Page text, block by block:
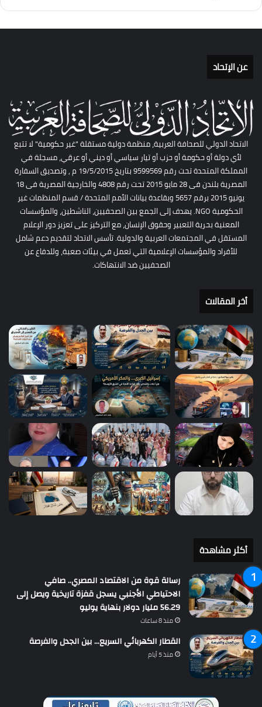
عن الإتحاد
الاتحاد الدولي للصحافة العربية، منظمة دولية مستقلة "غير حكومية" لا تتبع
لأي دولة أو حكومة أو حزب أو تيار سياسي أو ديني أو عرقي، مسجلة في
المملكة المتحدة تحت رقم 9599569 بتاريخ 19/5/2015 م , وتصديق السفارة
المصرية بلندن فى 28 مايو 2015 تحت رقم 4808 والخارجية المصرية فى 18
يونيو 2015 برقم 5657 وبقاعدة بيانات الأمم المتحدة / قسم المنظمات غير
الحكومية NGO. يهدف إلى الجمع بين الصحفيين، الناشطين، والمؤسسات
المعنية بحرية التعبير وحقوق الإنسان، مع التركيز على تعزيز دور الإعلام
المستقل في المجتمعات العربية والدولية. تأسس الاتحاد لتقديم دعم شامل
للأفراد والمؤسسات الإعلامية التي تعمل في بيئات صعبة، وللدفاع عن
الصحفيين ضد الانتهاكات.
أخر المقالات
أكثر مشاهدة
رسالة قوة من الاقتصاد المصري.. صافي
الاحتياطي الأجنبي يسجل قفزة تاريخية ويصل إلى
56.29 مليار دولار بنهاية يوليو
منذ 8 ساعات
القطار الكهربائي السريع… بين الجدل والفرصة
منذ 5 أيام